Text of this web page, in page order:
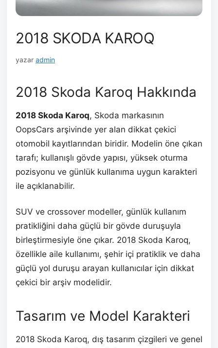
2018 SKODA KAROQ
yazar admin
2018 Skoda Karoq Hakkında
2018 Skoda Karoq, Skoda markasının
OopsCars arşivinde yer alan dikkat çekici
otomobil kayıtlarından biridir. Modelin öne çıkan
tarafı; kullanışlı gövde yapısı, yüksek oturma
pozisyonu ve günlük kullanıma uygun karakteri
ile açıklanabilir.
SUV ve crossover modeller, günlük kullanım
pratikliğini daha güçlü bir gövde duruşuyla
birleştirmesiyle öne çıkar. 2018 Skoda Karoq,
özellikle aile kullanımı, şehir içi pratiklik ve daha
güçlü yol duruşu arayan kullanıcılar için dikkat
çekici bir arşiv modelidir.
Tasarım ve Model Karakteri
2018 Skoda Karoq, dış tasarım çizgileri ve genel